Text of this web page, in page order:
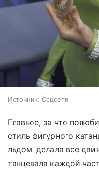
Источник: Соцсети
Главное, за что
стиль фигурного
льдом, делала все
танцевала каждой